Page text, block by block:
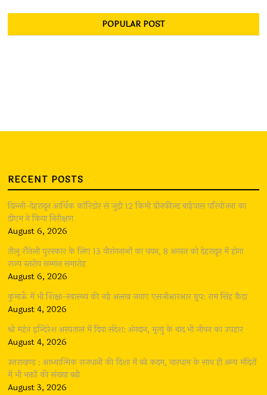
POPULAR POST
RECENT POSTS
दिल्ली-देहरादून आर्थिक कॉरिडोर से जुड़ी 12 किमी ग्रीनफील्ड बाईपास परियोजना का
डीएम ने किया निरीक्षण
August 6, 2026
तीलू रौतेली पुरस्कार के लिए 13 वीरांगनाओं का चयन, 8 अगस्त को देहरादून में होगा
राज्य स्तरीय सम्मान समारोह
August 6, 2026
कुमाऊँ में भी शिक्षा-स्वास्थ्य की नई अलख जगाए एसजीआरआर ग्रुप: राम सिंह कैड़ा
August 4, 2026
श्री महंत इन्दिरेश अस्पताल में दिया संदेश: अंगदान, मृत्यु के बाद भी जीवन का उपहार
August 4, 2026
उत्तराखण्ड : आध्यात्मिक राजधानी की दिशा में बढ़े कदम, चारधाम के साथ ही अन्य मंदिरों
में भी भक्तों की संख्या बढ़ी
August 3, 2026